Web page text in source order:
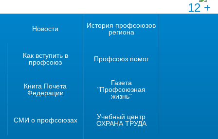
12 +
Новости
История профсоюзов
региона
Как вступить в
профсоюз
Профсоюз помог
Книга Почета
Федерации
Газета
"Профсоюзная
жизнь"
СМИ о профсоюзах
Учебный центр
ОХРАНА ТРУДА